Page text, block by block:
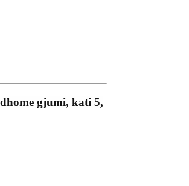
gjumi, kati 5,